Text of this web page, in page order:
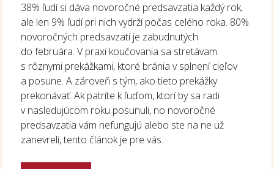
38% ľudí si dáva novoročné predsavzatia každý rok,
ale len 9% ľudí pri nich vydrží počas celého roka. 80%
novoročných predsavzatí je zabudnutých
do februára. V praxi koučovania sa stretávam
s rôznymi prekážkami, ktoré bránia v splnení cieľov
a posune. A zároveň s tým, ako tieto prekážky
prekonávať. Ak patríte k ľuďom, ktorí by sa radi
v nasledujúcom roku posunuli, no novoročné
predsavzatia vám nefungujú alebo ste na ne už
zanevreli, tento článok je pre vás.